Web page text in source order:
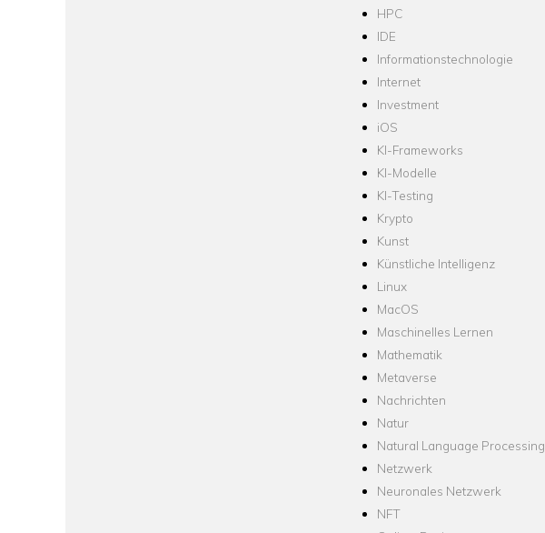
HPC
IDE
Informationstechnologie
Internet
Investment
iOS
KI-Frameworks
KI-Modelle
KI-Testing
Krypto
Kunst
Künstliche Intelligenz
Linux
MacOS
Maschinelles Lernen
Mathematik
Metaverse
Nachrichten
Natur
Natural Language Processing
Netzwerk
Neuronales Netzwerk
NFT